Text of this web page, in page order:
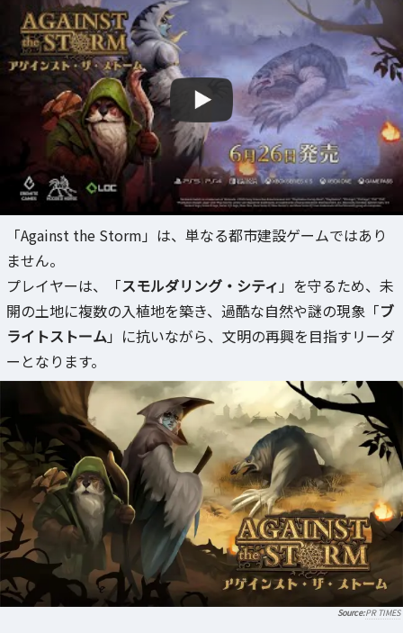
「Against the Storm」は、単なる都市建設ゲームではあり
ません。
プレイヤーは、「スモルダリング・シティ 」を守るため、未
開の土地に複数の入植地を築き、過酷な自然や謎の現象「ブ
ライトストーム」に抗いながら、文明の再興を目指すリーダ
ーとなります。
PR TIMES